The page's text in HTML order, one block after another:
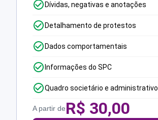
Dívidas, negativas e anotações
Detalhamento de protestos
Dados comportamentais
Informações do SPC
Quadro societário e administrativo
A partir deR$ 30,00